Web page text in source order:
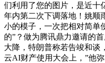
们利用了您的图片，是近十
年内第二次下调落地！姚顺
小的模子，一次把相对简单
的”？做为腾讯鼎力邀请的
大降，特朗普称若告竣和谈
云AI财产使用大会上，”他